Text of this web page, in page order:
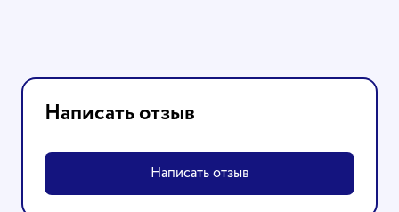
Написать отзыв
Написать отзыв